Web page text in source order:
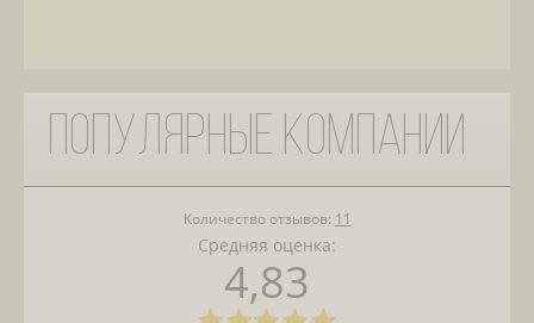
Популярные компании
Количество отзывов: 11
Средняя оценка:
4,83